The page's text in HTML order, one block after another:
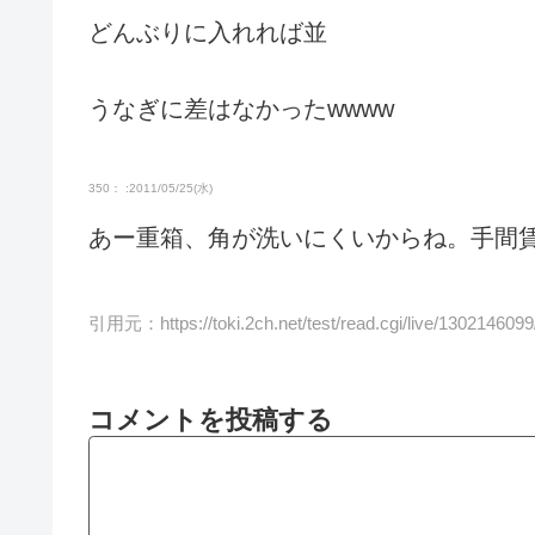
どんぶりに入れれば並
うなぎに差はなかったwwww
350： :2011/05/25(水)
あー重箱、角が洗いにくいからね。手間
引用元： https://toki.2ch.net/test/read.cgi/live/
コメントを投稿する